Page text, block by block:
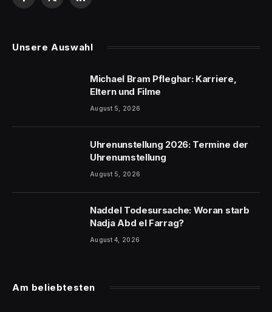
Facebook
X
LinkedIn
Unsere Auswahl
Michael Bram Pfleghar: Karriere,
Eltern und Filme
August 5, 2026
Uhrenunstellung 2026: Termine der
Uhrenumstellung
August 5, 2026
Naddel Todesursache: Woran starb
Nadja Abd el Farrag?
August 4, 2026
Am beliebtesten